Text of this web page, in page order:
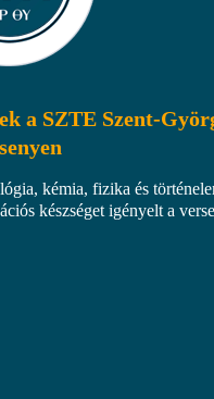
a SZTE Szent-
kémia, fizika és
készséget igényelt a